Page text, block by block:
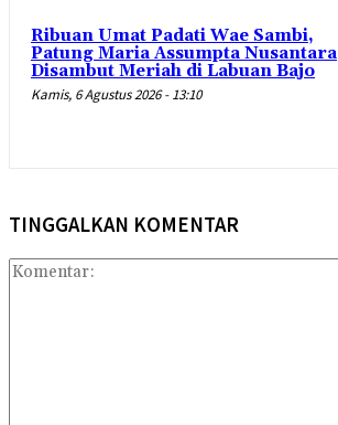
Ribuan Umat Padati Wae Sambi,
Patung Maria Assumpta Nusantara
Disambut Meriah di Labuan Bajo
Kamis, 6 Agustus 2026 - 13:10
TINGGALKAN KOMENTAR